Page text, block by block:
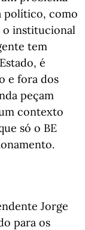
político, como
o institucional
tem
é
e fora dos
peçam
contexto
só o BE
Jorge
para os